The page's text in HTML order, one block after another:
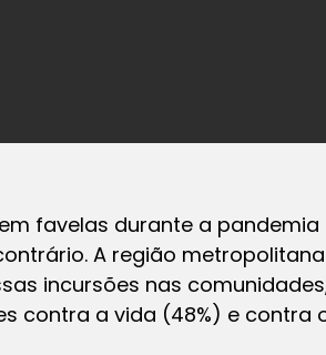
favelas durante a
A região
incursões nas
contra a vida (48%) e contra